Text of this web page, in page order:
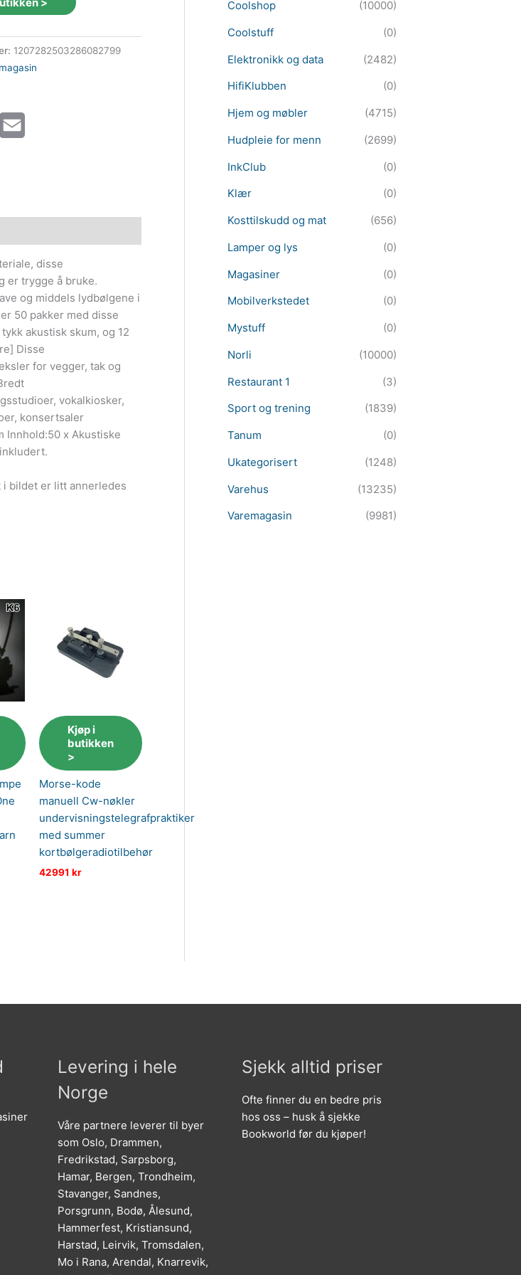
er:
1207282503286082799
Messenger
disse
er trygge å bruke.
og middels lydbølgene i
50 pakker med disse
akustisk skum, og 12
Disse
for vegger, tak og
vokalkiosker,
konsertsaler
Innhold:50 x Akustiske
bildet er litt annerledes
Kjøp i
butikken
>
Morse-kode
manuell Cw-nøkler
undervisningstelegrafpraktiker
med summer
kortbølgeradiotilbehør
42991kr
Coolshop
(10000)
Coolstuff
(0)
Elektronikk og data
(2482)
HifiKlubben
(0)
Hjem og møbler
(4715)
Hudpleie for menn
(2699)
InkClub
(0)
Klær
(0)
Kosttilskudd og mat
(656)
Lamper og lys
(0)
Magasiner
(0)
Mobilverkstedet
(0)
Mystuff
(0)
Norli
(10000)
Restaurant 1
(3)
Sport og trening
(1839)
Tanum
(0)
Ukategorisert
(1248)
Varehus
(13235)
Varemagasin
(9981)
Levering i hele
Norge
Våre partnere leverer til byer
som Oslo, Drammen,
Fredrikstad, Sarpsborg,
Hamar, Bergen, Trondheim,
Stavanger, Sandnes,
Porsgrunn, Bodø, Ålesund,
Hammerfest, Kristiansund,
Harstad, Leirvik, Tromsdalen,
Mo i Rana, Arendal, Knarrevik,
Sjekk alltid priser
Ofte finner du en bedre pris
hos oss – husk å sjekke
Bookworld før du kjøper!